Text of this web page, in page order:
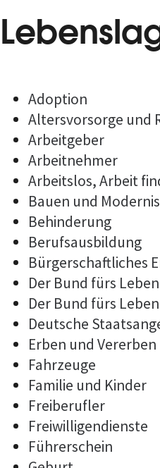
Adoption
Altersvorsorge und
Arbeitgeber
Arbeitnehmer
Arbeitslos, Arbeit
Bauen und
Behinderung
Berufsausbildung
Bürgerschaftliches
Der Bund fürs Leben
Der Bund fürs
Deutsche
Erben und Vererben
Fahrzeuge
Familie und Kinder
Freiberufler
Freiwilligendienste
Führerschein